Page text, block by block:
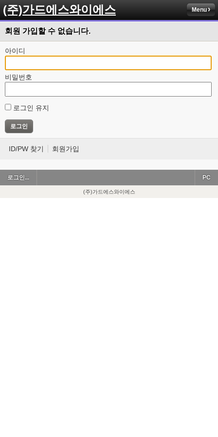
(주)가드에스와이에스 Menu
회원 가입할 수 없습니다.
아이디
비밀번호
로그인 유지
ID/PW 찾기 회원가입
로그인... PC
(주)가드에스와이에스